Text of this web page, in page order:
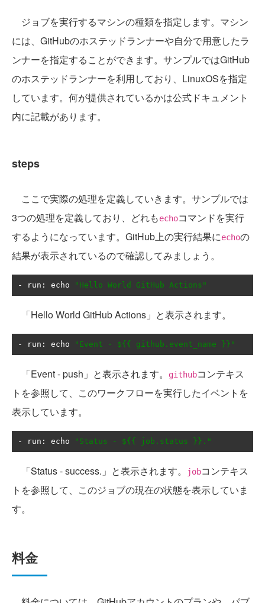
ジョブを実行するマシンの種類を指定します。マシン
には、GitHubのホステッドランナーや自分で用意したラ
ンナーを指定することができます。サンプルではGitHub
のホステッドランナーを利用しており、LinuxOSを指定
しています。何が提供されているかは公式ドキュメント
内に記載があります。
steps
ここで実際の処理を定義していきます。サンプルでは
3つの処理を定義しており、どれもechoコマンドを実行
するようになっています。GitHub上の実行結果にechoの
結果が表示されているので確認してみましょう。
- run : echo "Hello World GitHub Actions"
「Hello World GitHub Actions」と表示されます。
- run : echo "Event - ${{ github.event_name }}"
「Event - push」と表示されます。 githubコンテキス
トを参照して、このワークフローを実行したイベントを
表示しています。
- run : echo "Status - ${{ job.status }}."
「Status - success.」と表示されます。 jobコンテキス
トを参照して、このジョブの現在の状態を表示していま
す。
料金